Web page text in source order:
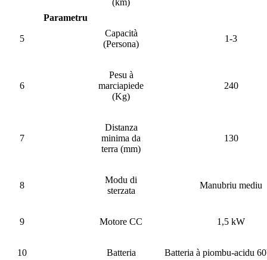
Parametru
5
Capacità
(Persona)
1-3
6
Pesu à
marciapiede
(Kg)
240
7
Distanza
minima da
terra (mm)
130
8
Modu di
sterzata
Manubriu mediu
9 Motore CC 1,5 kW
10 Batteria Batteria à piombu-acidu